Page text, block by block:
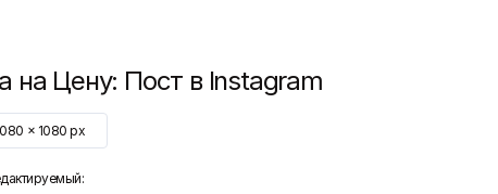
на Цену: Пост в Instagram
x 1080 px